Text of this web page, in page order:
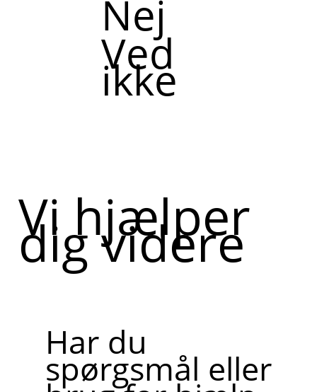
Nej
Ved
ikke
Vi hjælper
dig videre
Har du
spørgsmål eller